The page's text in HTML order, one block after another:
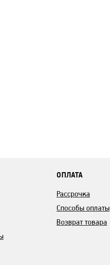
ОПЛАТА
Рассрочка
Способы оплаты
Возврат товара